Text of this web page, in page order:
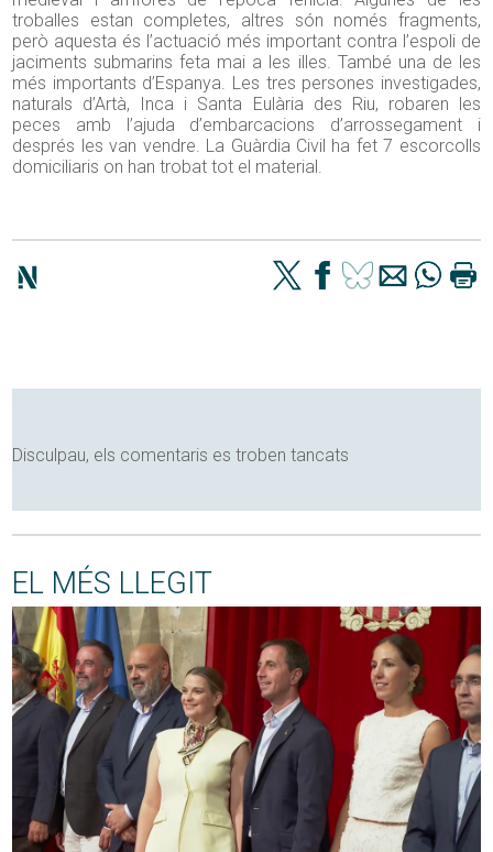
troballes estan completes, altres són només fragments,
però aquesta és l’actuació més important contra l’espoli de
jaciments submarins feta mai a les illes. També una de les
més importants d’Espanya. Les tres persones investigades,
naturals d’Artà, Inca i Santa Eulària des Riu, robaren les
peces amb l’ajuda d’embarcacions d’arrossegament i
després les van vendre. La Guàrdia Civil ha fet 7 escorcolls
domiciliaris on han trobat tot el material.
Disculpau, els comentaris es troben tancats
EL MÉS LLEGIT